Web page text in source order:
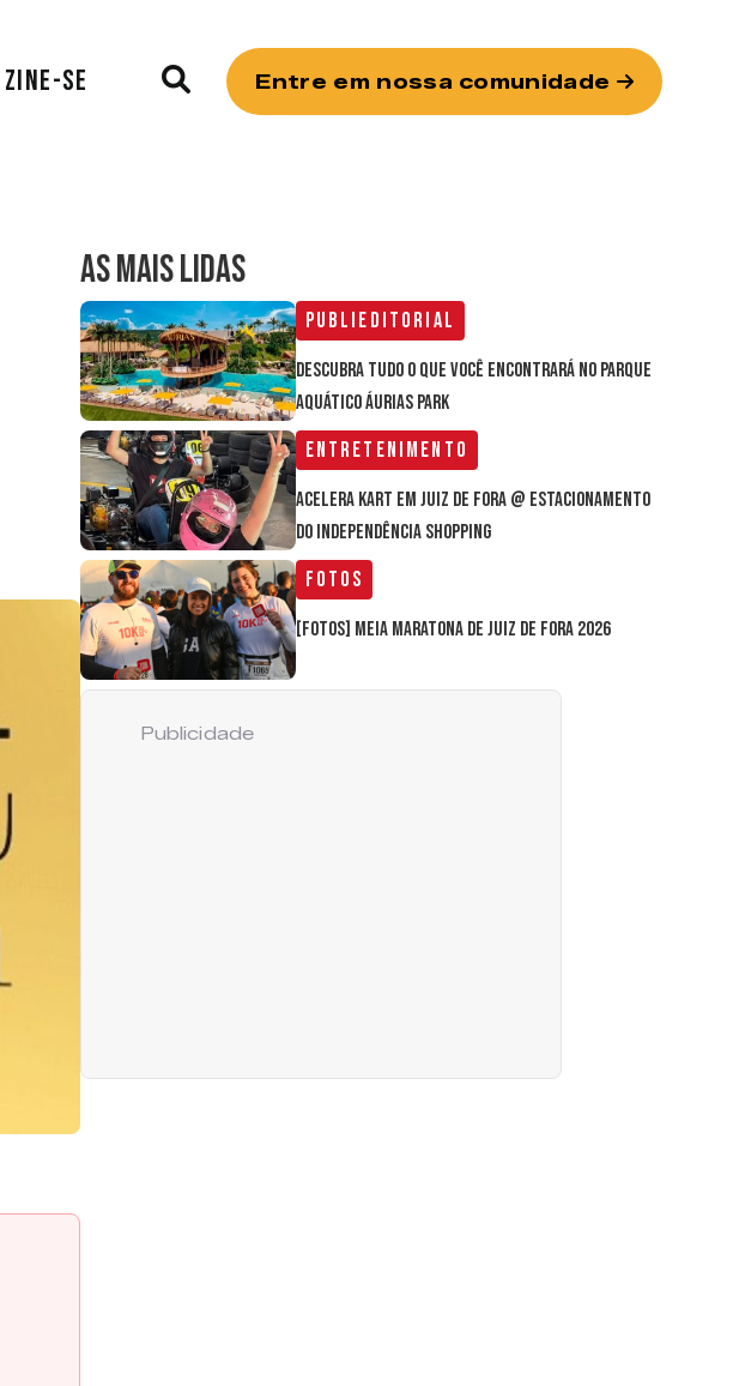
ZINE-SE Entre em nossa comunidade
AS MAIS LIDAS
Publieditorial
Descubra tudo o que você encontrará no parque
aquático Áurias Park
Entretenimento
Acelera Kart em Juiz de Fora @ estacionamento
do Independência Shopping
Fotos
[FOTOS] Meia Maratona de Juiz de Fora 2026
Publicidade